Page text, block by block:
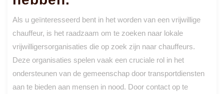
Als u geïnteresseerd bent in het worden van een vrijwillige
chauffeur, is het raadzaam om te zoeken naar lokale
vrijwilligersorganisaties die op zoek zijn naar chauffeurs.
Deze organisaties spelen vaak een cruciale rol in het
ondersteunen van de gemeenschap door transportdiensten
aan te bieden aan mensen in nood. Door contact op te